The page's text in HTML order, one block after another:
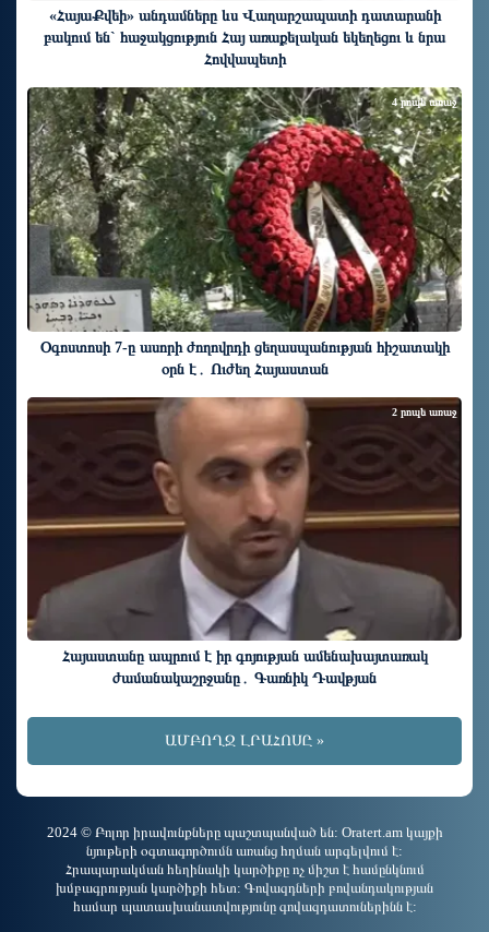
«ՀայաՔվեի» անդամները ևս Վաղարշապատի դատարանի
բակում են` հաջակցություն Հայ առաքելական եկեղեցու և նրա
Հովվապետի
Օգոստոսի 7-ը ասորի ժողովրդի ցեղասպանության հիշատակի
օրն է․ Ուժեղ Հայաստան
4 րոպե առաջ
Հայաստանը ապրում է իր գոյության ամենախայտառակ
ժամանակաշրջանը․ Գառնիկ Դավթյան
2 րոպե առաջ
ԱՄԲՈՂՋ ԼՐԱՀՈՍԸ »
2024 © Բոլոր իրավունքները պաշտպանված են: Oratert.am կայքի
նյութերի օգտագործումն առանց հղման արգելվում է:
Հրապարակման հեղինակի կարծիքը ոչ միշտ է համընկնում
խմբագրության կարծիքի հետ: Գովազդների բովանդակության
համար պատասխանատվությունը գովազդատուներինն է: